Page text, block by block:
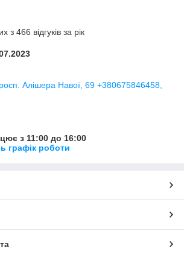
з 466 відгуків за рік
Алішера Навої, 69 +380675846458,
з 11:00 до 16:00
графік роботи